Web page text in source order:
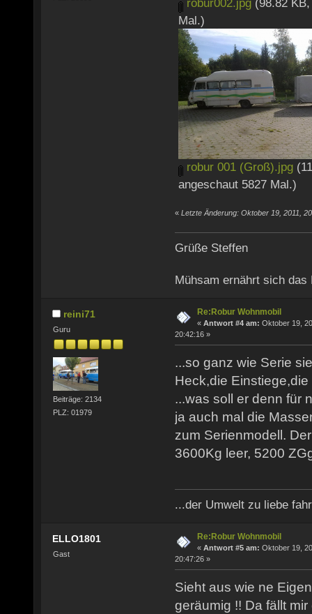
robur002.jpg (98.82
Mal.)
robur 001 (Groß).jpg
angeschaut 5827 Mal.)
« Letzte Änderung: Oktober 19, 2011,
Grüße Steffen
Mühsam ernährt sich das
reini71
Guru
Beiträge: 2134
PLZ: 01979
Re:Robur Wohnmobil
« Antwort #4 am: Oktober 19,
20:42:16 »
...so ganz wie Serie
Heck,die
...was soll er denn für
ja auch mal die
zum Serienmodell.
3600Kg leer, 5200
...der Umwelt zu liebe
ELLO1801
Gast
Re:Robur Wohnmobil
« Antwort #5 am: Oktober 19,
20:47:26 »
Sieht aus wie ne
geräumig !! Da fällt